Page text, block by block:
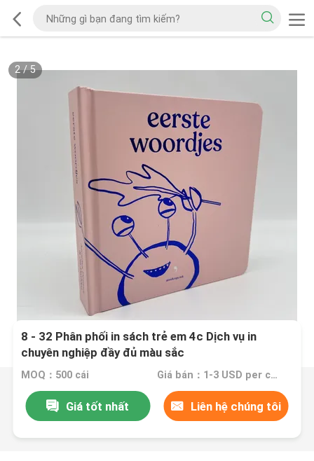
2/5
8 - 32 Phân phối in sách trẻ em 4c Dịch vụ in
chuyên nghiệp đầy đủ màu sắc
MOQ：500 cái Giá bán：1-3 USD per copy
Giá tốt nhất Liên hệ chúng tôi